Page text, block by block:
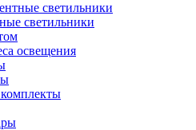
светильники
светильники
освещения